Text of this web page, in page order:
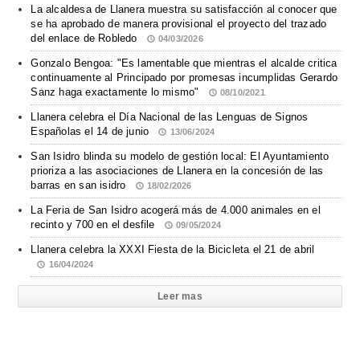
La alcaldesa de Llanera muestra su satisfacción al conocer que
se ha aprobado de manera provisional el proyecto del trazado
del enlace de Robledo
04/03/2026
Gonzalo Bengoa: "Es lamentable que mientras el alcalde critica
continuamente al Principado por promesas incumplidas Gerardo
Sanz haga exactamente lo mismo"
08/10/2021
Llanera celebra el Día Nacional de las Lenguas de Signos
Españolas el 14 de junio
13/06/2024
San Isidro blinda su modelo de gestión local: El Ayuntamiento
prioriza a las asociaciones de Llanera en la concesión de las
barras en san isidro
18/02/2026
La Feria de San Isidro acogerá más de 4.000 animales en el
recinto y 700 en el desfile
09/05/2024
Llanera celebra la XXXI Fiesta de la Bicicleta el 21 de abril
16/04/2024
Leer mas